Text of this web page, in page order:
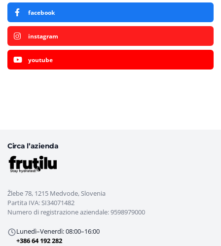
facebook
instagram
youtube
Circa l’azienda
Žlebe 78, 1215 Medvode, Slovenia
Partita IVA: SI34071482
Numero di registrazione aziendale: 9598979000
Lunedì–Venerdì: 08:00–16:00
+386 64 192 282